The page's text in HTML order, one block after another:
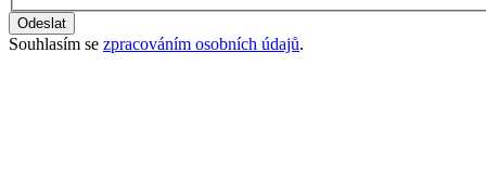
Odeslat
Souhlasím se zpracováním osobních údajů.